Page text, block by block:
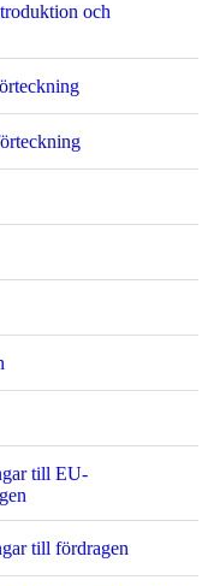
och
till EU-
till fördragen